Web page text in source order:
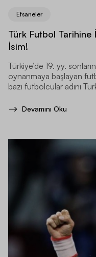
Efsaneler
Türk Futbol Tarihine
İsim!
Türkiye’de 19. yy.
oynanmaya başlayan
bazı futbolcular adını
Devamını Oku